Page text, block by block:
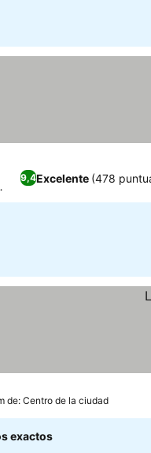
9,4Excelente (478
de: Centro de la ciudad
exactos